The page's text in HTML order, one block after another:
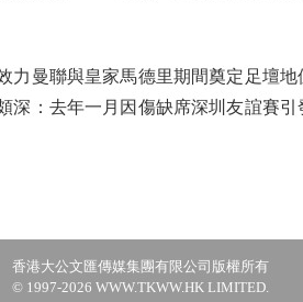
曼聯與皇家馬德里期間奠定足壇地
深：去年一月因傷缺席深圳友誼賽
香港大公文匯傳媒集團有限公司版權所有
© 1997-2026 WWW.TKWW.HK LIMITED.